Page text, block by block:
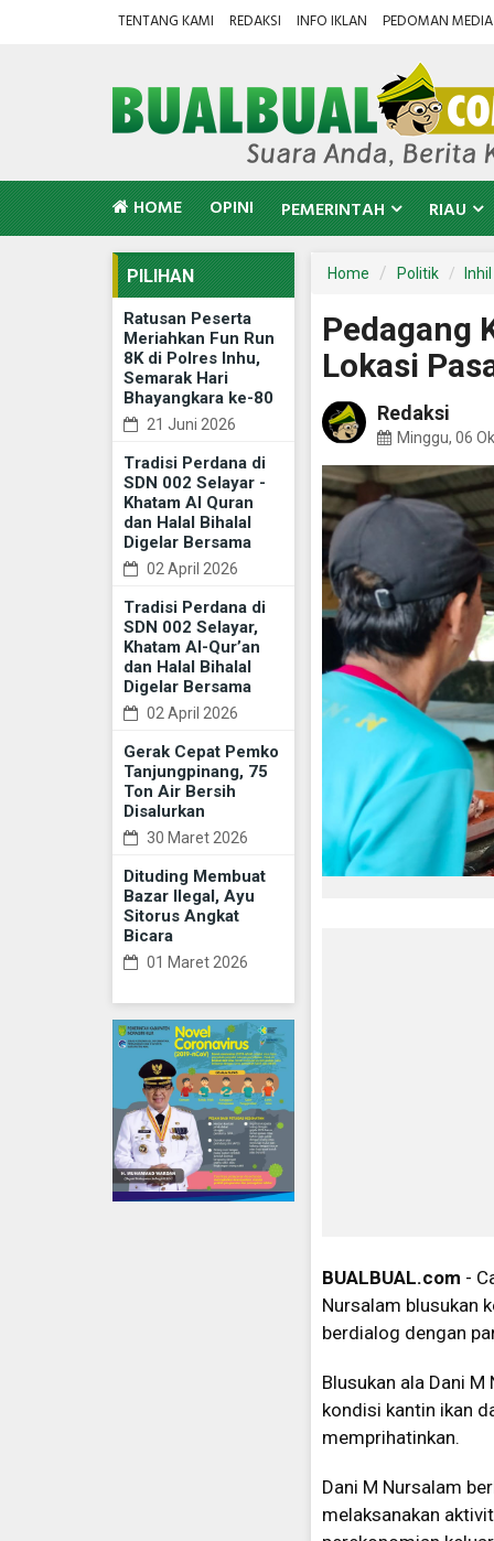
TENTANG KAMI REDAKSI INFO IKLAN PEDOMAN MEDIA
HOME OPINI PEMERINTAH RIAU
PILIHAN
Ratusan Peserta
Meriahkan Fun Run
8K di Polres Inhu,
Semarak Hari
Bhayangkara ke-80
21 Juni 2026
Tradisi Perdana di
SDN 002 Selayar -
Khatam Al Quran
dan Halal Bihalal
Digelar Bersama
02 April 2026
Tradisi Perdana di
SDN 002 Selayar,
Khatam Al-Qur’an
dan Halal Bihalal
Digelar Bersama
02 April 2026
Gerak Cepat Pemko
Tanjungpinang, 75
Ton Air Bersih
Disalurkan
30 Maret 2026
Dituding Membuat
Bazar Ilegal, Ayu
Sitorus Angkat
Bicara
01 Maret 2026
Home Politik Inhil
Pedagang
Lokasi
Redaksi
Minggu, 06
BUALBUAL.com -
Nursalam blusukan
berdialog dengan
Blusukan ala Dani
kondisi kantin ikan
memprihatinkan.
Dani M Nursalam
melaksanakan